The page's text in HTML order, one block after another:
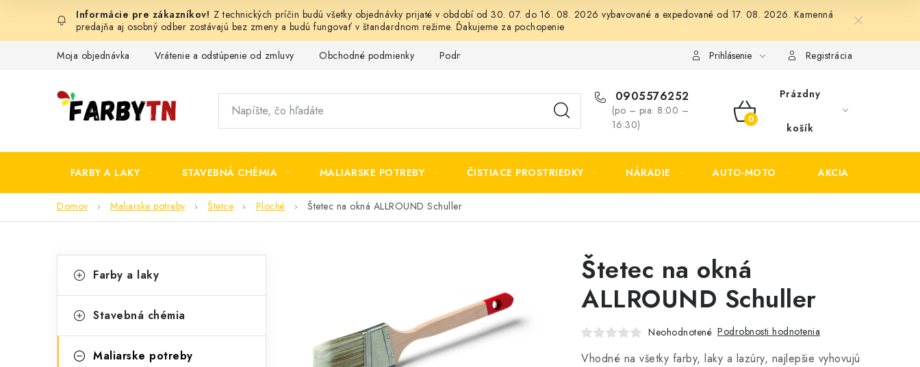
obsah
Z technických príčin budú všetky objednávky prijaté v období od 30. 07. do 16. 08. 2026 vybavované a expedované od 17. 08. 2026. Kamenná
predajňa aj osobný odber zostávajú bez zmeny a budú fungovať v štandardnom režime. Ďakujeme za pochopenie
Moja objednávka Vrátenie a odstúpenie od zmluvy Obchodné podmienky Podmienky ochrany osobných údajov Formulár na odstúpenie od zmluvy Formulár na reklamáciu
Prihlásenie Registrácia
0905576252
(po – pia: 8:00 –
16:30)
NÁKUPNÝ
Prázdny
košík
FARBY A LAKY STAVEBNÁ CHÉMIA MALIARSKE POTREBY ČISTIACE PROSTRIEDKY NÁRADIE AUTO-MOTO AKCIA
Domov Maliarske potreby Štetce Ploché Štetec na okná ALLROUND Schuller
o
n
kategórie
a
e
Farby a laky
Stavebná chémia
Maliarske potreby
Štetec na okná
ALLROUND Schuller
Neohodnotené Podrobnosti hodnotenia
Vhodné na všetky farby, laky a lazúry, najlepšie vyhovujú